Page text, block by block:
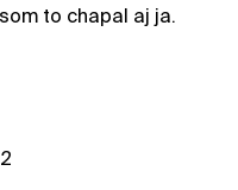
to chapal aj ja.